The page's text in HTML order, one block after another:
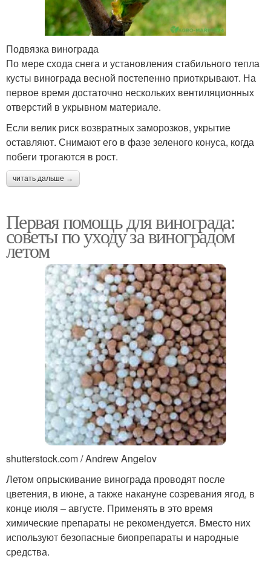
Подвязка винограда
По мере схода снега и установления стабильного тепла
кусты винограда весной постепенно приоткрывают. На
первое время достаточно нескольких вентиляционных
отверстий в укрывном материале.
Если велик риск возвратных заморозков, укрытие
оставляют. Снимают его в фазе зеленого конуса, когда
побеги трогаются в рост.
читать дальше →
Первая помощь для винограда:
советы по уходу за виноградом
летом
shutterstock.com / Andrew Angelov
Летом опрыскивание винограда проводят после
цветения, в июне, а также накануне созревания ягод, в
конце июля – августе. Применять в это время
химические препараты не рекомендуется. Вместо них
используют безопасные биопрепараты и народные
средства.